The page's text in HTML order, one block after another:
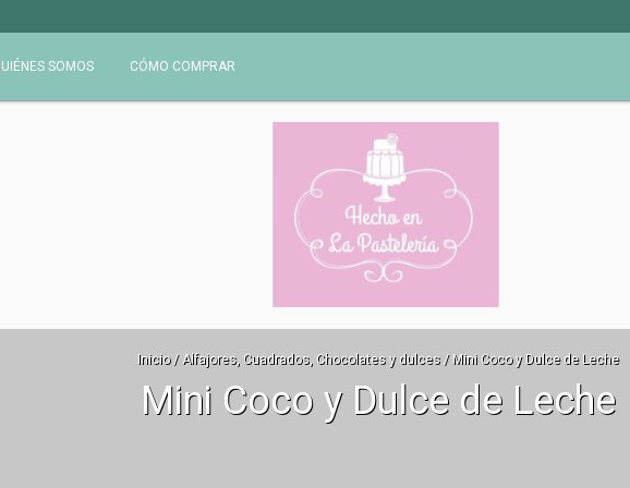
SOMOS CÓMO COMPRAR
Inicio / Alfajores, Cuadrados, Chocolates y dulces / Mini Coco y Dulce de Leche
Mini Coco y Dulce de Leche